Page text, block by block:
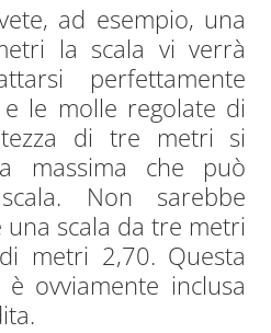
ad esempio, una
la scala vi verrà
perfettamente
e le molle regolate di
di tre metri si
massima che può
Non sarebbe
una scala da tre metri
metri 2,70. Questa
è ovviamente inclusa